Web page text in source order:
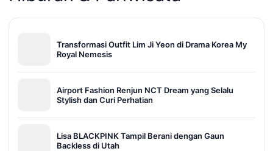
Transformasi Outfit Lim Ji Yeon di Drama Korea My
Royal Nemesis
Airport Fashion Renjun NCT Dream yang Selalu
Stylish dan Curi Perhatian
Lisa BLACKPINK Tampil Berani dengan Gaun
Backless di Utah